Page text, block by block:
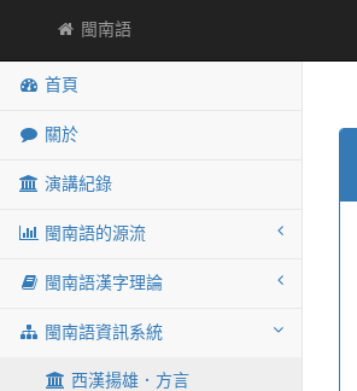
閩南語
首頁
關於
演講紀錄
閩南語的源流
閩南語漢字理論
閩南語資訊系統
西漢揚雄．方言